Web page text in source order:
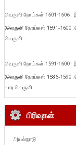
வெருளி நோய்கள் 1601-1606 :
(வெருளி நோய்கள் 1591-1600
வெருளி...
வெருளி நோய்கள் 1591-1600 :
(வெருளி நோய்கள் 1586-1590
வார வெருளி...
பிரிவுகள்
அயல்நாடு